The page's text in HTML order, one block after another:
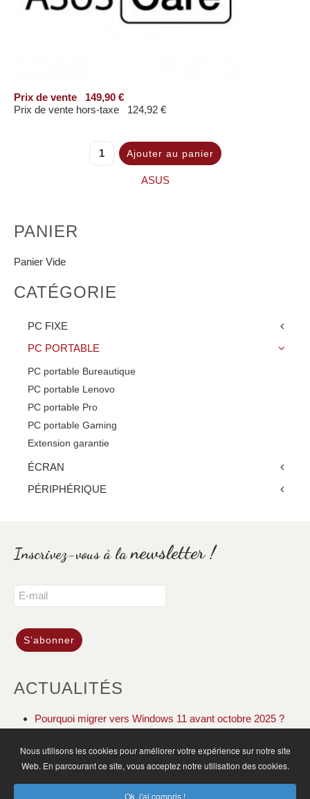
Prix ​​de vente
149,90 €
Prix de vente hors-taxe
124,92 €
ASUS
PANIER
Panier Vide
CATÉGORIE
PC FIXE
PC PORTABLE
PC portable Bureautique
PC portable Lenovo
PC portable Pro
PC portable Gaming
Extension garantie
ÉCRAN
PÉRIPHÉRIQUE
Inscrivez-vous à lanewsletter !
ACTUALITÉS
Pourquoi migrer vers Windows 11 avant octobre 2025 ?
ACCUEIL ACTUALITÉS PLAN DU SITE
Nous utilisons les cookies pour améliorer votre expérience sur notre site
Web. En parcourant ce site, vous acceptez notre utilisation des cookies.
Ok, j'ai compris !